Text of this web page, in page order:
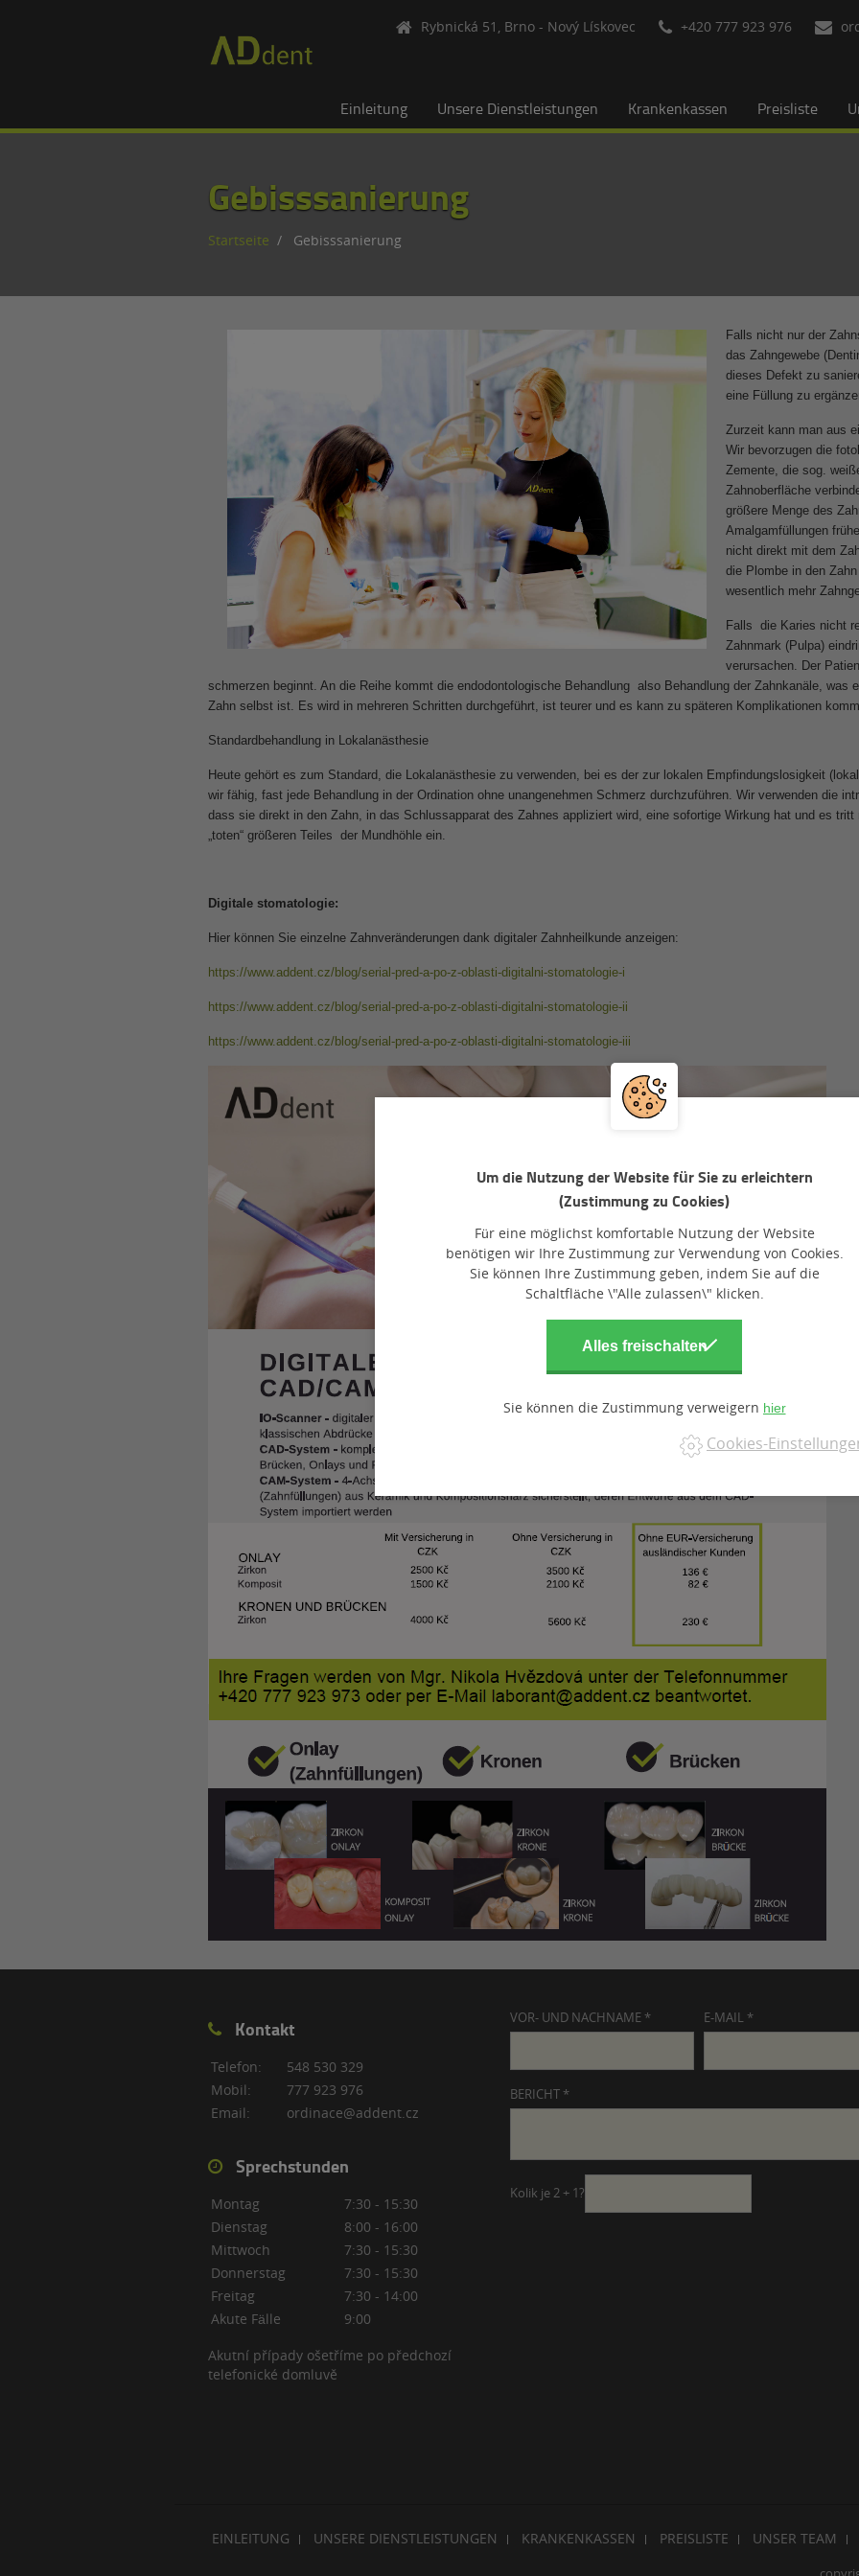
Rybnická 51, Brno - Nový Lískovec +420 777 923 976
Einleitung Unsere Dienstleistungen Krankenkassen Preisliste
Gebisssanierung
Startseite Gebisssanierung
Falls nicht nur der
das Zahngewebe
dieses Defekt zu
eine Füllung zu
Zurzeit kann man aus
Wir bevorzugen die
Zemente, die sog.
Zahnoberfläche
größere Menge des
Amalgamfüllungen
nicht direkt mit dem
die Plombe in den
wesentlich mehr
Falls die Karies nicht
Zahnmark (Pulpa)
verursachen. Der
schmerzen beginnt. An die Reihe kommt die endodontologische Behandlung also Behandlung der Zahnkanäle, was
Zahn selbst ist. Es wird in mehreren Schritten durchgeführt, ist teurer und es kann zu späteren Komplikationen
Standardbehandlung in Lokalanästhesie
Heute gehört es zum Standard, die Lokalanästhesie zu verwenden, bei es der zur lokalen Empfindungslosigkeit
wir fähig, fast jede Behandlung in der Ordination ohne unangenehmen Schmerz durchzuführen. Wir verwenden die
dass sie direkt in den Zahn, in das Schlussapparat des Zahnes appliziert wird, eine sofortige Wirkung hat und es
„toten“ größeren Teiles der Mundhöhle ein.
Digitale stomatologie:
Hier können Sie einzelne Zahnveränderungen dank digitaler Zahnheilkunde anzeigen:
https://www.addent.cz/blog/serial-pred-a-po-z-oblasti-digitalni-stomatologie-i
https://www.addent.cz/blog/serial-pred-a-po-z-oblasti-digitalni-stomatologie-ii
https://www.addent.cz/blog/serial-pred-a-po-z-oblasti-digitalni-stomatologie-iii
Kontakt
Telefon:
548 530 329
Mobil:
777 923 976
Email:
ordinace@addent.cz
Sprechstunden
Montag
7:30 - 15:30
Dienstag
8:00 - 16:00
Mittwoch
7:30 - 15:30
Donnerstag
7:30 - 15:30
Freitag
7:30 - 14:00
Akute Fälle
9:00
Akutní případy ošetříme po předchozí
telefonické domluvě
VOR- UND NACHNAME * E-MAIL *
BERICHT *
Kolik je 2 + 1?
EINLEITUNG UNSERE DIENSTLEISTUNGEN KRANKENKASSEN PREISLISTE UNSER TEAM
Um die Nutzung der Website für Sie zu erleichtern
(Zustimmung zu Cookies)
Für eine möglichst komfortable Nutzung der Website
benötigen wir Ihre Zustimmung zur Verwendung von Cookies.
Sie können Ihre Zustimmung geben, indem Sie auf die
Schaltfläche \"Alle zulassen\" klicken.
Sie können die Zustimmung verweigern
Cookies-